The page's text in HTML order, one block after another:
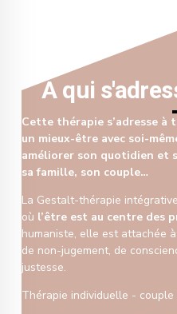
A qui
Cette thérapie s’adresse
un mieux-être avec soi-
améliorer son quotidien et
sa famille, son couple…
La Gestalt-thérapie
où l’être est au centre des
humaniste, elle est attachée
de non-jugement, de
justesse.
Thérapie individuelle -